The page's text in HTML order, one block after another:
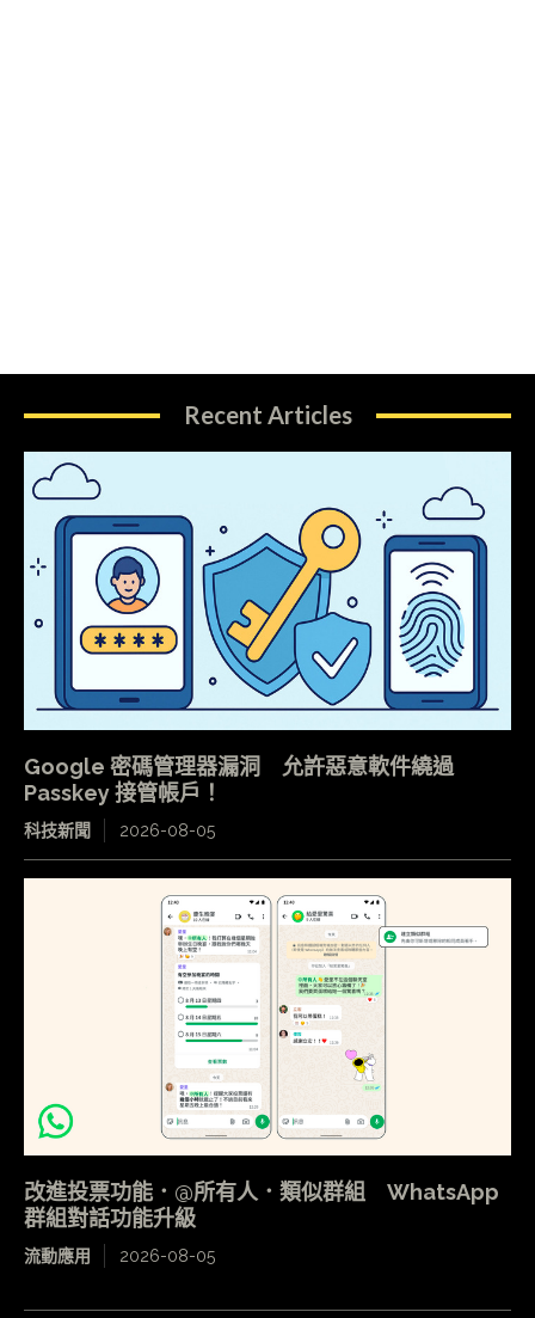
Recent Articles
Google 密碼管理器漏洞 允許惡意軟件繞過
Passkey 接管帳戶！
科技新聞 2026-08-05
改進投票功能．@所有人．類似群組 WhatsApp
群組對話功能升級
流動應用 2026-08-05